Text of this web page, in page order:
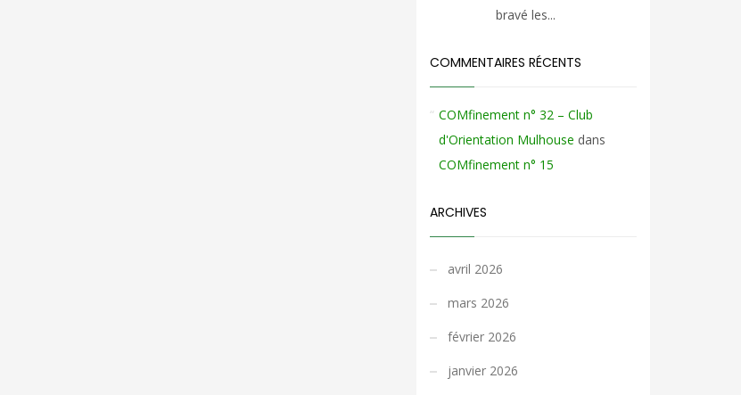
bravé les...
COMMENTAIRES RÉCENTS
COMfinement n° 32 – Club
d'Orientation Mulhouse dans
COMfinement n° 15
ARCHIVES
avril 2026
mars 2026
février 2026
janvier 2026